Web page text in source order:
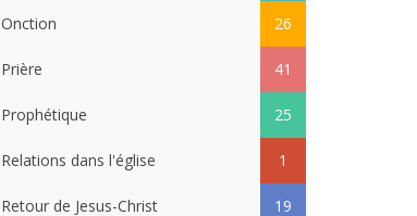
Onction 26
Prière 41
Prophétique 25
Relations dans l'église 1
Retour de Jesus-Christ 19